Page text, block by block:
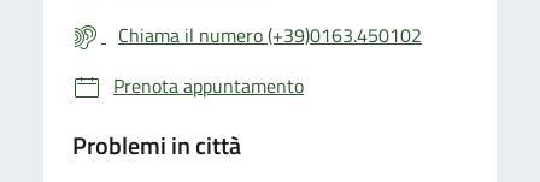
Chiama il numero (+39)0163.450102
Prenota appuntamento
Problemi in città